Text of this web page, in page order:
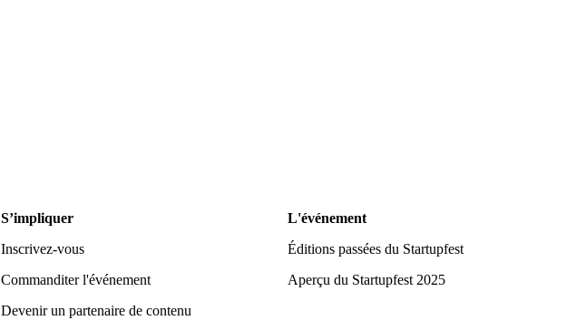
S’impliquer
Inscrivez-vous
Commanditer l'événement
Devenir un partenaire de contenu
L'événement
Éditions passées du Startupfest
Aperçu du Startupfest 2025